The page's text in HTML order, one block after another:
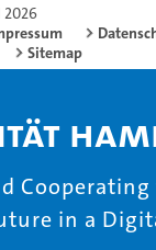
2026
Sitemap
Cooperating
in a